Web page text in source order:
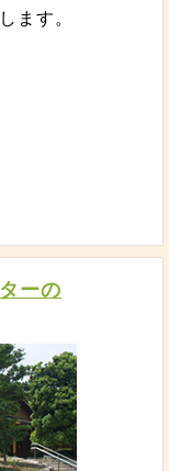
ます。
ーの